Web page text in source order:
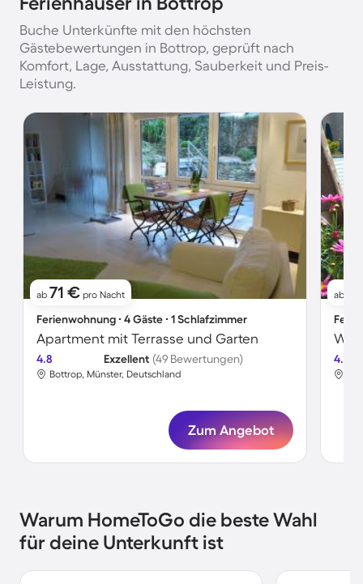
Buche Unterkünfte mit den höchsten
Gästebewertungen in Bottrop, geprüft nach
Komfort, Lage, Ausstattung, Sauberkeit und Preis-
Leistung.
ab 71 € pro Nacht
Ferienwohnung ∙ 4 Gäste ∙ 1 Schlafzimmer
Apartment mit Terrasse und Garten
4.8 Exzellent (49 Bewertungen)
Bottrop, Münster, Deutschland
Zum Angebot
ab
4.7
Warum HomeToGo die beste Wahl
für deine Unterkunft ist